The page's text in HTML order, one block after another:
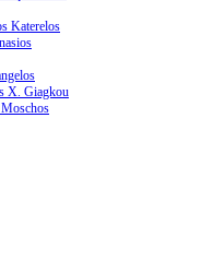
Katerelos
X. Giagkou